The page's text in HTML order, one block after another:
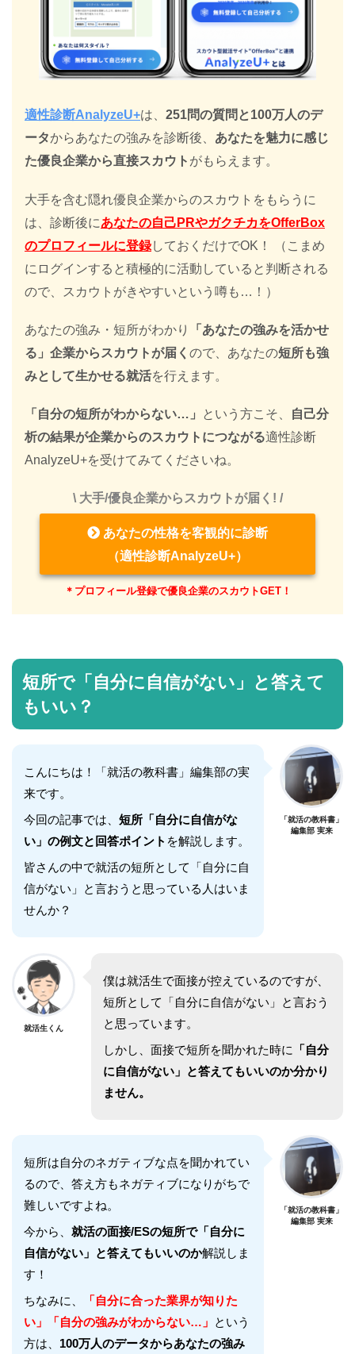
適性診断AnalyzeU+は、 251問の質問と100万人のデ
ータからあなたの強みを診断後、 あなたを魅力に感じ
た優良企業から直接スカウト がもらえます。
大手を含む隠れ優良企業からのスカウトをもらうに
は、診断後にあなたの自己PRやガクチカをOfferBox
のプロフィールに登録しておくだけでOK！ （こまめ
にログインすると積極的に活動していると判断される
ので、スカウトがきやすいという噂も…！）
あなたの強み・短所がわかり
「あなたの強みを活かせ
る」企業からスカウトが届く ので、あなたの短所も強
みとして生かせる就活を行えます。
「自分の短所がわからない…」 という方こそ、
自己分
析の結果が企業からのスカウトにつながる適性診断
AnalyzeU+を受けてみてくださいね。
\ 大手/優良企業からスカウトが届く! /
あなたの性格を客観的に診断
（適性診断AnalyzeU+）
＊プロフィール登録で優良企業のスカウトGET！
短所で「自分に自信がない」と答えて
もいい？
こんにちは！「就活の教科書」編集部の実
来です。
今回の記事では、 短所「自分に自信がな
い」の例文と回答ポイント を解説します。
皆さんの中で就活の短所として「自分に自
信がない」と言おうと思っている人はいま
せんか？
「就活の教科書」
編集部 実来
就活生くん
僕は就活生で面接が控えているのですが、
短所として「自分に自信がない」と言おう
と思っています。
しかし、面接で短所を聞かれた時に
「自分
に自信がない」と答えてもいいのか分かり
ません。
短所は自分のネガティブな点を聞かれてい
るので、答え方もネガティブになりがちで
難しいですよね。
今から、 就活の面接/ESの短所で「自分に
自信がない」と答えてもいいのか解説しま
す！
ちなみに、
「自分に合った業界が知りた
い」「自分の強みがわからない…」 という
方は、 100万人のデータからあなたの強み
「就活の教科書」
編集部 実来